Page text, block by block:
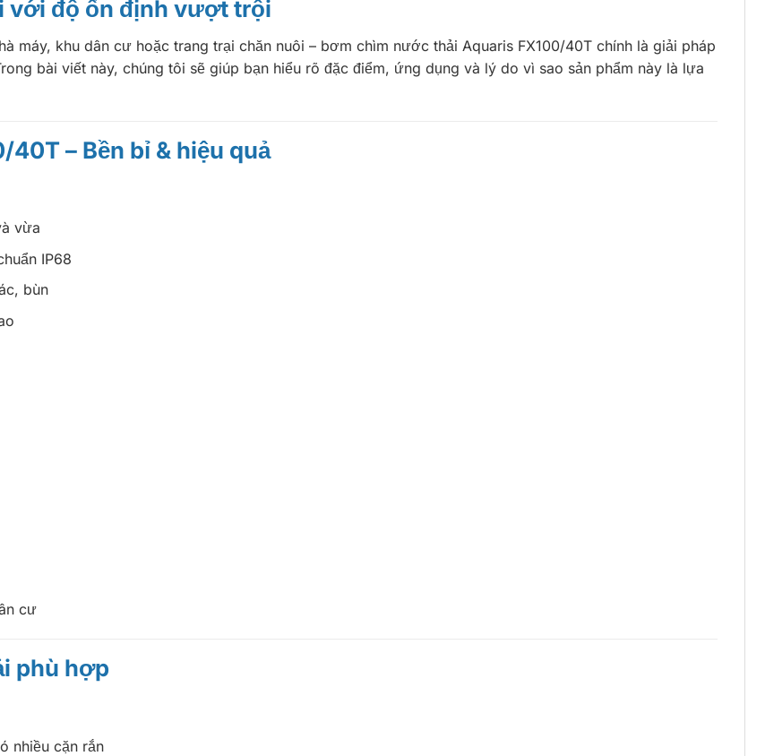
với độ ổn định vượt trội
máy, khu dân cư hoặc trang trại chăn nuôi – bơm chìm nước thải Aquaris FX100/40T chính là giải pháp
bài viết này, chúng tôi sẽ giúp bạn hiểu rõ đặc điểm, ứng dụng và lý do vì sao sản phẩm này là lựa
– Bền bỉ & hiệu quả
vừa
IP68
bùn
cư
phù hợp
nhiều cặn rắn